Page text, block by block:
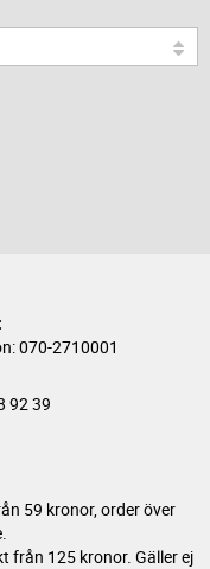
2710001
39
59 kronor, order över
från 125 kronor. Gäller ej